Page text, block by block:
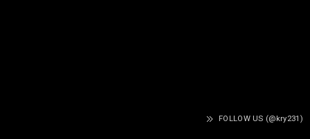
FOLLOW US (@kry231)